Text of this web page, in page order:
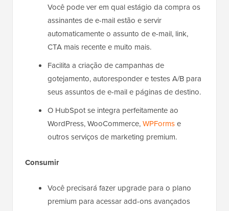
Você pode ver em qual estágio da compra os
assinantes de e-mail estão e servir
automaticamente o assunto de e-mail, link,
CTA mais recente e muito mais.
Facilita a criação de campanhas de
gotejamento, autoresponder e testes A/B para
seus assuntos de e-mail e páginas de destino.
O HubSpot se integra perfeitamente ao
WordPress, WooCommerce,WPFormse
outros serviços de marketing premium.
Consumir
Você precisará fazer upgrade para o plano
premium para acessar add-ons avançados